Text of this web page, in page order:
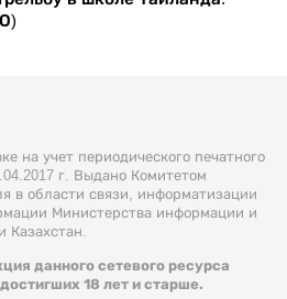
на учет периодического печатного
г. Выдано Комитетом
в области связи, информатизации
Министерства информации и
Казахстан.
данного сетевого ресурса
18 лет и старше.